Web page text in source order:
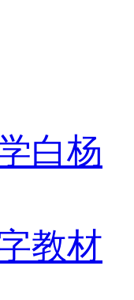
白杨
教材